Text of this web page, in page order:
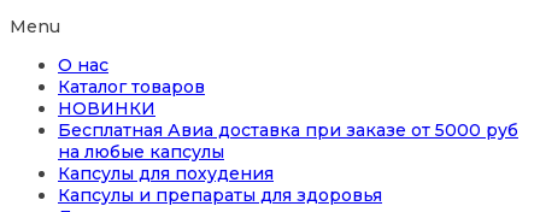
Menu
О нас
Каталог товаров
НОВИНКИ
Бесплатная Авиа доставка при заказе от 5000 руб
на любые капсулы
Капсулы для похудения
Капсулы и препараты для здоровья